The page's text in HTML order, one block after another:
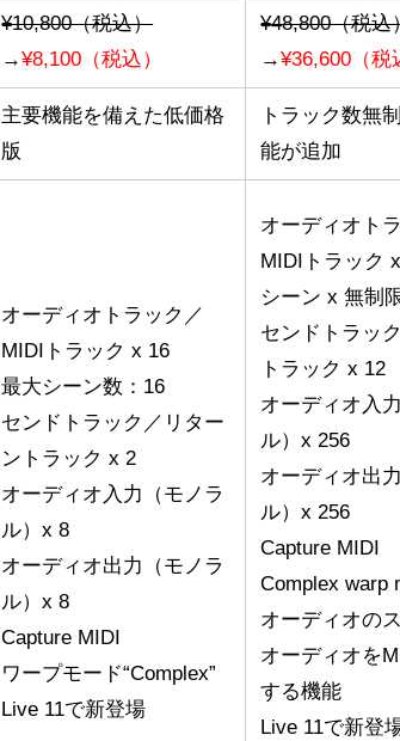
¥10,800（税込）
→¥8,100（税込）
¥48,800（税込
→¥36,600（税
主要機能を備えた低価格
版
トラック数無
能が追加
オーディオトラック／
MIDIトラック x 16
最大シーン数：16
センドトラック／リター
ントラック x 2
オーディオ入力（モノラ
ル）x 8
オーディオ出力（モノラ
ル）x 8
Capture MIDI
ワープモード“Complex”
Live 11で新登場
オーディオト
MIDIトラック
シーン x 無制
センドトラッ
トラック x 12
オーディオ入
ル）x 256
オーディオ出
ル）x 256
Capture MIDI
Complex warp
オーディオの
オーディオを
する機能
Live 11で新登